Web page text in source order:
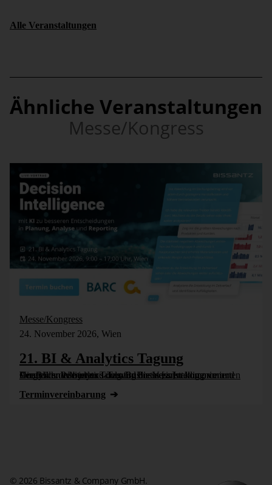
Alle Veranstaltungen
Ähnliche Veranstaltungen
Messe/Kongress
Messe/Kongress
24. November 2026, Wien
21. BI & Analytics Tagung
Die BI- und Analytics-Tagung bietet einen komprimierten Vergleich der besten Tools für Business Intelligence und Analytics. Wie jedes Jahr wird die Veranstaltung vom Controller Institut und dem Business [...]
Termin­vereinbarung
© 2026 Bissantz & Company GmbH.